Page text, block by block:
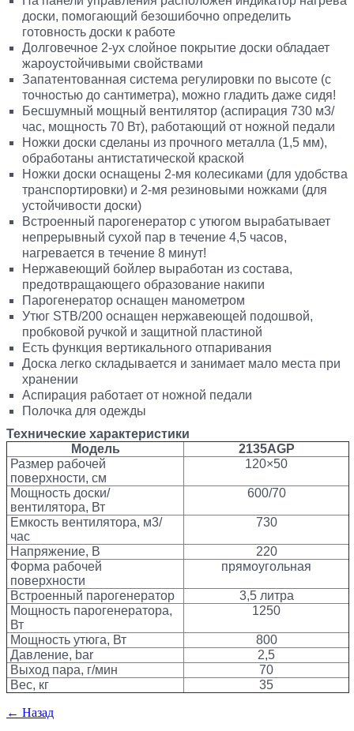
доски, помогающий безошибочно определить
готовность доски к работе
Долговечное 2-ух слойное покрытие доски обладает
жароустойчивыми свойствами
Запатентованная система регулировки по высоте (с
точностью до сантиметра), можно гладить даже сидя!
Бесшумный мощный вентилятор (аспирация 730 м3/
час, мощность 70 Вт), работающий от ножной педали
Ножки доски сделаны из прочного металла (1,5 мм),
обработаны антистатической краской
Ножки доски оснащены 2-мя колесиками (для удобства
транспортировки) и 2-мя резиновыми ножками (для
устойчивости доски)
Встроенный парогенератор с утюгом вырабатывает
непрерывный сухой пар в течение 4,5 часов,
нагревается в течение 8 минут!
Нержавеющий бойлер выработан из состава,
предотвращающего образование накипи
Парогенератор оснащен манометром
Утюг STB/200 оснащен нержавеющей подошвой,
пробковой ручкой и защитной пластиной
Есть функция вертикального отпаривания
Доска легко складывается и занимает мало места при
хранении
Аспирация работает от ножной педали
Полочка для одежды
Технические характеристики
Модель
2135АGP
Размер рабочей
поверхности, см
120×50
Мощность доски/
вентилятора, Вт
600/70
Емкость вентилятора, м3/
час
730
Напряжение, В
220
Форма рабочей
поверхности
прямоугольная
Встроенный парогенератор
3,5 литра
Мощность парогенератора,
Вт
1250
Мощность утюга, Вт
800
Давление, bar
2,5
Выход пара, г/мин
70
Вес, кг
35
← Назад